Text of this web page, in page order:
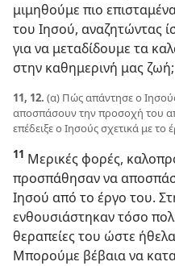
μιμηθούμε πιο
του Ιησού, αναζητώντας
για να μεταδίδουμε τα
στην καθημερινή μας ζωή;
11, 12. (α) Πώς απάντησε ο
αποσπάσουν την προσοχή του
επέδειξε ο Ιησούς σχετικά με το
11 Μερικές φορές,
προσπάθησαν να
Ιησού από το έργο του.
ενθουσιάστηκαν τόσο
θεραπείες του ώστε
Μπορούμε βέβαια να